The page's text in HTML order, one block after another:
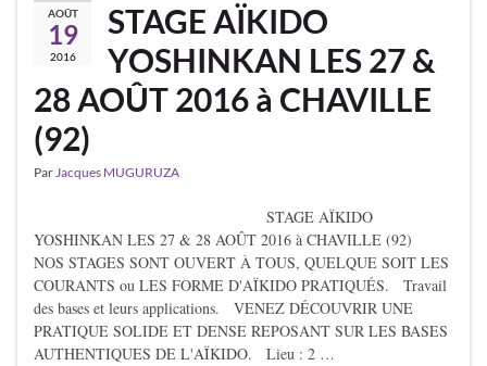
AOÛT
19
2016
STAGE AÏKIDO
YOSHINKAN LES 27 &
28 AOÛT 2016 à CHAVILLE
(92)
ParJacques MUGURUZA
STAGE AÏKIDO
YOSHINKAN LES 27 & 28 AOÛT 2016 à CHAVILLE (92)
NOS STAGES SONT OUVERT À TOUS, QUELQUE SOIT LES
COURANTS ou LES FORME D'AÏKIDO PRATIQUÉS. Travail
des bases et leurs applications. VENEZ DÉCOUVRIR UNE
PRATIQUE SOLIDE ET DENSE REPOSANT SUR LES BASES
AUTHENTIQUES DE L'AÏKIDO. Lieu : 2 …